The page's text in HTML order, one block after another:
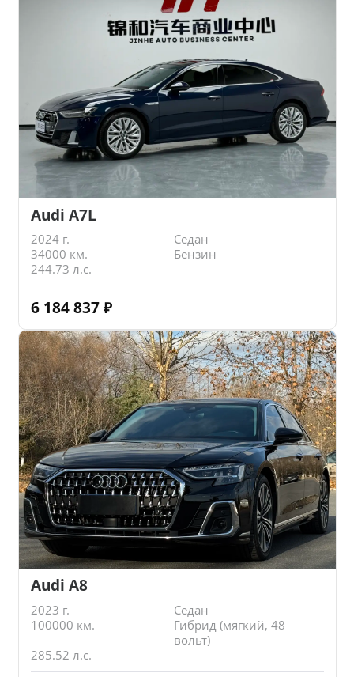
Audi A7L
2024 г.
Седан
34000 км.
Бензин
244.73 л.с.
6 184 837 ₽
Audi A8
2023 г.
Седан
100000 км.
Гибрид (мягкий, 48
вольт)
285.52 л.с.